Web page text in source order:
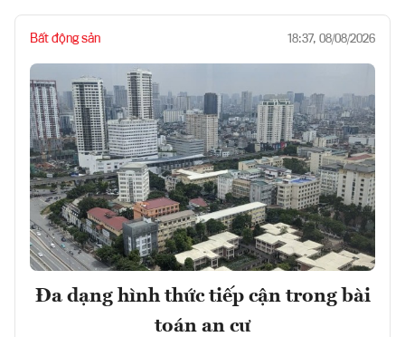
Bất động sản 18:37, 08/08/2026
Đa dạng hình thức tiếp cận trong bài
toán an cư